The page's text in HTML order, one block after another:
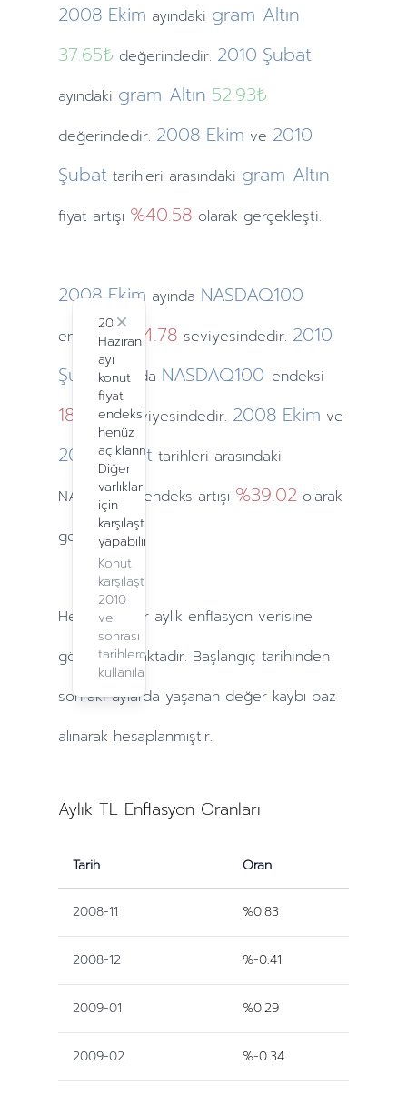
2008 Ekim ayındaki gram Altın
37.65₺değerindedir. 2010 Şubat
ayındaki gram Altın 52.93₺
değerindedir. 2008 Ekim ve 2010
Şubat tarihleri arasındaki gram Altın
fiyat artışı %40.58 olarak gerçekleşti.
2024
Haziran
ayı
konut
fiyat
endeksi
henüz
açıklanmadı.
Diğer
varlıklar
için
karşılaştırma
yapabilirsiniz.
Konut
karşılaştırma,
2010
ve
sonrası
tarihlerde
kullanılabilir.
Close
2008 Ekim ayında NASDAQ100
endeksi1334.78 seviyesindedir. 2010
Şubat ayında NASDAQ100 endeksi
1818.68seviyesindedir. 2008 Ekim ve
2010 Şubat tarihleri arasındaki
NASDAQ100 endeks artışı %39.02olarak
gerçekleşti.
Hesaplamalar aylık enflasyon verisine
göre yapılmaktadır. Başlangıç tarihinden
sonraki aylarda yaşanan değer kaybı baz
alınarak hesaplanmıştır.
Aylık TL Enflasyon Oranları
Tarih Oran
2008-11 %0.83
2008-12 %-0.41
2009-01 %0.29
2009-02 %-0.34